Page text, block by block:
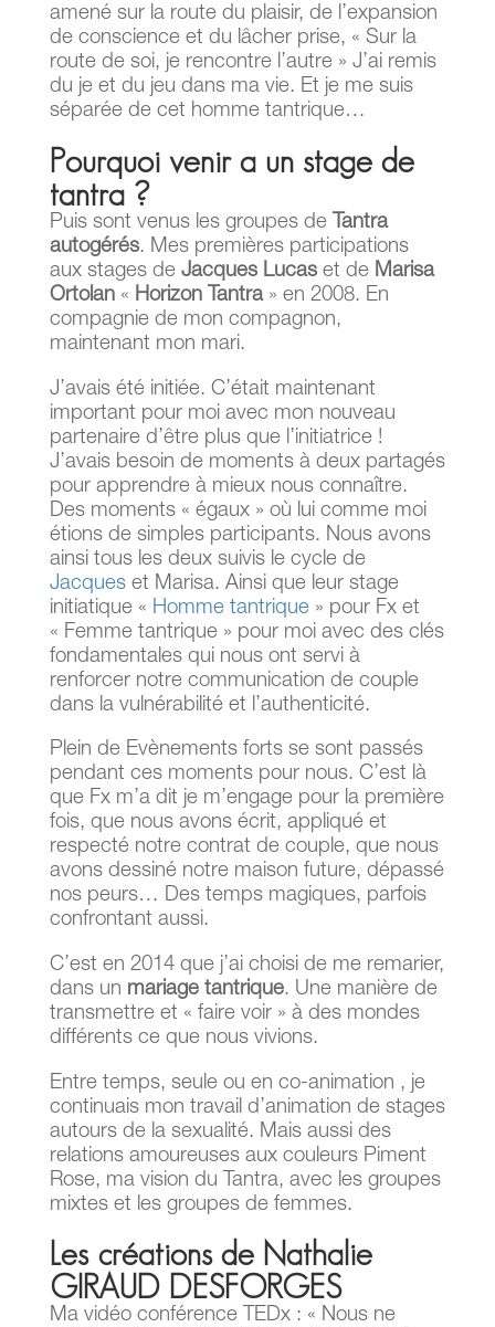
amené sur la route du plaisir, de l’expansion
de conscience et du lâcher prise, « Sur la
route de soi, je rencontre l’autre » J’ai remis
du je et du jeu dans ma vie. Et je me suis
séparée de cet homme tantrique…
Pourquoi venir a un stage de
tantra ?
Puis sont venus les groupes de
Tantra
autogérés. Mes premières participations
aux stages de Jacques Lucaset de Marisa
Ortolan« Horizon Tantra» en 2008. En
compagnie de mon compagnon,
maintenant mon mari.
J’avais été initiée. C’était maintenant
important pour moi avec mon nouveau
partenaire d’être plus que l’initiatrice !
J’avais besoin de moments à deux partagés
pour apprendre à mieux nous connaître.
Des moments « égaux » où lui comme moi
étions de simples participants. Nous avons
ainsi tous les deux suivis le cycle de
Jacqueset Marisa. Ainsi que leur stage
initiatique « Homme tantrique» pour Fx et
« Femme tantrique » pour moi avec des clés
fondamentales qui nous ont servi à
renforcer notre communication de couple
dans la vulnérabilité et l’authenticité.
Plein de Evènements forts se sont passés
pendant ces moments pour nous. C’est là
que Fx m’a dit je m’engage pour la première
fois, que nous avons écrit, appliqué et
respecté notre contrat de couple, que nous
avons dessiné notre maison future, dépassé
nos peurs… Des temps magiques, parfois
confrontant aussi.
C’est en 2014 que j’ai choisi de me remarier,
dans un mariage tantrique. Une manière de
transmettre et « faire voir » à des mondes
différents ce que nous vivions.
Entre temps, seule ou en co-animation , je
continuais mon travail d’animation de stages
autours de la sexualité. Mais aussi des
relations amoureuses aux couleurs Piment
Rose, ma vision du Tantra, avec les groupes
mixtes et les groupes de femmes.
Les créations de Nathalie
GIRAUD DESFORGES
Ma vidéo conférence TEDx : « Nous ne